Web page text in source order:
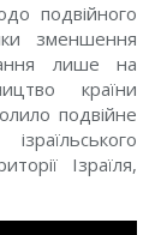
подвійного
зменшення
лише на
країни
подвійне
Ізраїля,